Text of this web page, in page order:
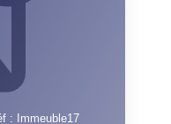
: Immeuble17